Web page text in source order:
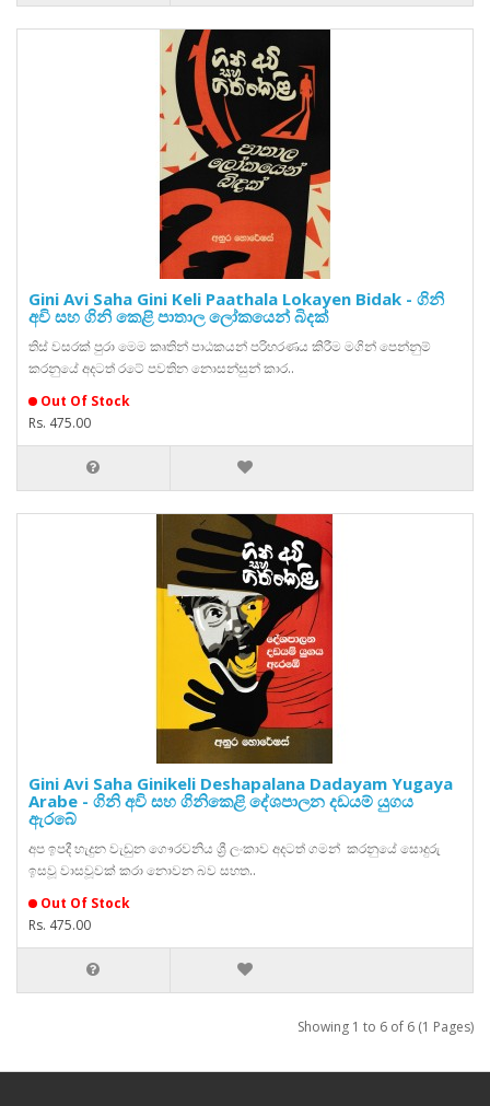
Gini Avi Saha Gini Keli Paathala Lokayen Bidak - ගිනි
අවි සහ ගිනි කෙළි පාතාල ලෝකයෙන් බිදක්
තිස් වසරක් පුරා මෙම කෘතින් පාඨකයන් පරිහරණය කිරීම මගින් පෙන්නුම්
කරනුයේ අදටත් රටේ පවතින නොසන්සුන් කාර..
Out Of Stock
Rs. 475.00
Gini Avi Saha Ginikeli Deshapalana Dadayam Yugaya
Arabe - ගිනි අවි සහ ගිනිකෙළි දේශපාලන දඩයම් යුගය
ඇරබේ
අප ඉපදී හැදුන වැඩුන ගෞරවනිය ශ්‍රී ලංකාව අදටත් ගමන් කරනුයේ සොදුරු
ඉසවූ වාසවූවක් කරා නොවන බව සහත..
Out Of Stock
Rs. 475.00
Showing 1 to 6 of 6 (1 Pages)